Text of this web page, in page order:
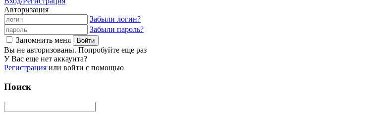
Авторизация
Забыли логин?
Забыли пароль?
Запомнить меня
Вы не авторизованы. Попробуйте еще раз
У Вас еще нет аккаунта?
Регистрация или войти с помощью
Поиск